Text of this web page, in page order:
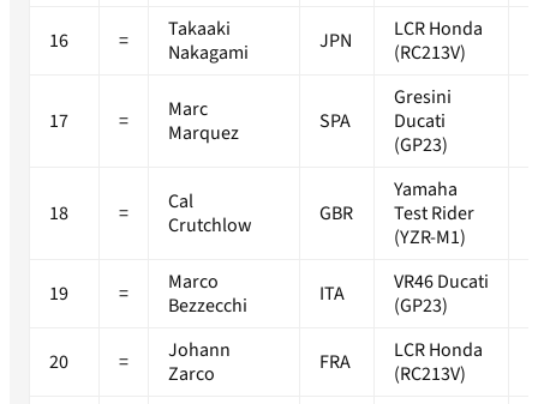
16 =
Takaaki
Nakagami
JPN
LCR Honda
(RC213V)
17 =
Marc
Marquez
SPA
Gresini
Ducati
(GP23)
18 =
Cal
Crutchlow
GBR
Yamaha
Test Rider
(YZR-M1)
19 =
Marco
Bezzecchi
ITA
VR46 Ducati
(GP23)
20 =
Johann
Zarco
FRA
LCR Honda
(RC213V)